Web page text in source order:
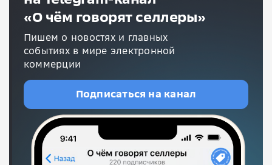
«О чём говорят селлеры»
Пишем о новостях и главных
событиях в мире электронной
коммерции
Подписаться на канал